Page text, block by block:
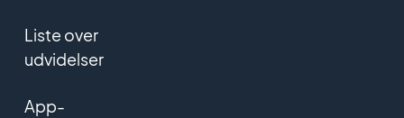
Liste over
udvidelser
App-